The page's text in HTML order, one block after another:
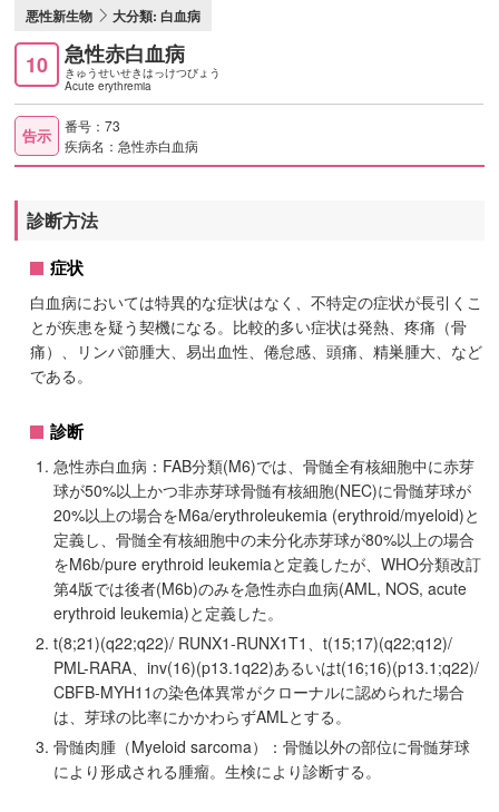
悪性新生物 大分類: 白血病
10 急性赤白血病
きゅうせいせきはっけつびょう
Acute erythremia
告示
番号：73
疾病名：急性赤白血病
診断方法
症状
白血病においては特異的な症状はなく、不特定の症状が長引くこ
とが疾患を疑う契機になる。比較的多い症状は発熱、疼痛（骨
痛）、リンパ節腫大、易出血性、倦怠感、頭痛、精巣腫大、など
である。
診断
急性赤白血病：FAB分類(M6)では、骨髄全有核細胞中に赤芽
球が50%以上かつ非赤芽球骨髄有核細胞(NEC)に骨髄芽球が
20%以上の場合をM6a/erythroleukemia (erythroid/myeloid)と
定義し、骨髄全有核細胞中の未分化赤芽球が80%以上の場合
をM6b/pure erythroid leukemiaと定義したが、WHO分類改訂
第4版では後者(M6b)のみを急性赤白血病(AML, NOS, acute
erythroid leukemia)と定義した。
t(8;21)(q22;q22)/ RUNX1-RUNX1T1、t(15;17)(q22;q12)/
PML-RARA、inv(16)(p13.1q22)あるいはt(16;16)(p13.1;q22)/
CBFB-MYH11の染色体異常がクローナルに認められた場合
は、芽球の比率にかかわらずAMLとする。
骨髄肉腫（Myeloid sarcoma）：骨髄以外の部位に骨髄芽球
により形成される腫瘤。生検により診断する。